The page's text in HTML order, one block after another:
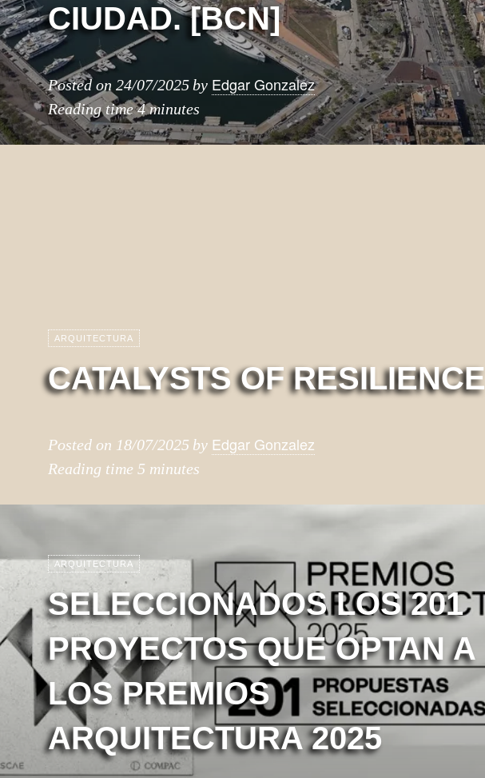
CIUDAD. [BCN]
Posted on 24/07/2025by Edgar Gonzalez
Reading time4 minutes
ARQUITECTURA
CATALYSTS OF RESILIENCE
Posted on 18/07/2025 by Edgar Gonzalez
Reading time 5 minutes
ARQUITECTURA
SELECCIONADOS LOS 201
PROYECTOS QUE OPTAN A
LOS PREMIOS
ARQUITECTURA 2025